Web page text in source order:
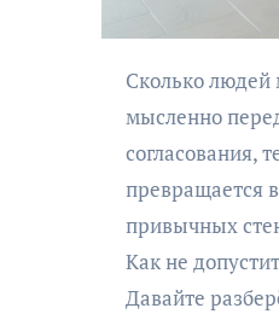
Сколько людей мечтательно рассматривают интерьеры на обложках журналов или в соцсетях,
мысленно
согласования,
превращается
привычных
Как не
Давайте